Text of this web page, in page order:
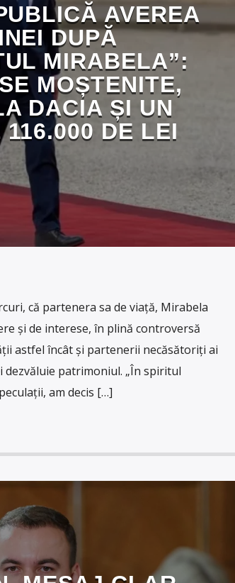
AVEREA
DUPĂ
MIRABELA”:
MOȘTENITE,
DACIA ȘI UN
DE LEI
că partenera sa de viață, Mirabela
și de interese, în plină controversă
astfel încât și partenerii necăsătoriți ai
patrimoniul. „În spiritul
am decis […]